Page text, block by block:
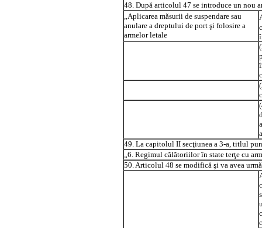
48. După articolul 47 se introduce un nou
„Aplicarea măsurii de suspendare sau
anulare a dreptului de port şi folosire a
armelor letale
49. La capitolul II secţiunea a 3-a, titlul
„6. Regimul călătoriilor în state terţe cu
50. Articolul 48 se modifică şi va avea